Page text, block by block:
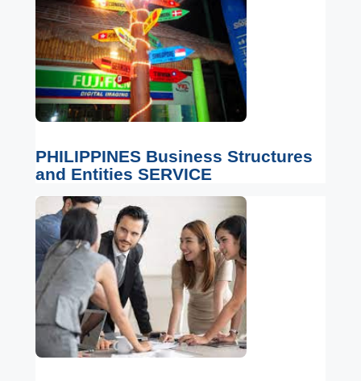
PHILIPPINES Business Structures
and Entities SERVICE